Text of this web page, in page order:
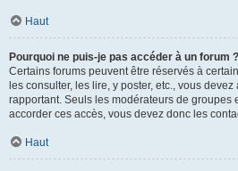
Haut
Pourquoi ne puis-je pas accéder à un forum ?
Certains forums peuvent être réservés à
les consulter, les lire, y poster, etc., vous
rapportant. Seuls les modérateurs de groupes
accorder ces accès, vous devez donc les
Haut